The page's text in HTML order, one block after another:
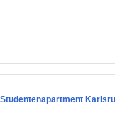
Studentenapartment